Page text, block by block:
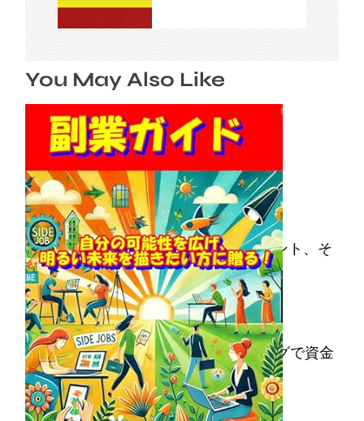
You May Also Like
副業の重要性から成功するためのポイント、そ
して稼ぐ方法の選択肢まで幅広く紹介！
2025年6月22日
【PayToday】check! AIファクタリングで資金
調達
2025年5月25日